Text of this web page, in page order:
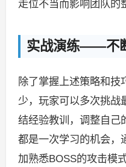
走位不当而影响团队的
实战演练——不
除了掌握上述策略和技
少，玩家可以多次挑战
结经验教训，调整自己
都是一次学习的机会，
加熟悉BOSS的攻击模